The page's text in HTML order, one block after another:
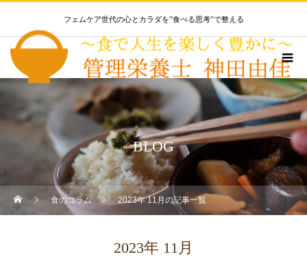
フェムケア世代の心とカラダを”食べる思考”で整える
BLOG
食のコラム 2023年 11月の記事一覧
2023年 11月